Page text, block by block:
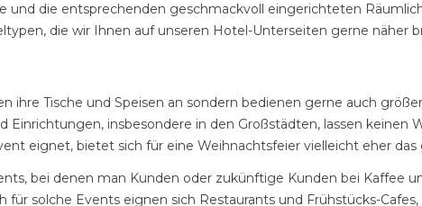
die entsprechenden geschmackvoll eingerichteten
die wir Ihnen auf unseren Hotel-Unterseiten gerne näher
ihre Tische und Speisen an sondern bedienen gerne auch
Einrichtungen, insbesondere in den Großstädten, lassen
eignet, bietet sich für eine Weihnachtsfeier vielleicht eher
bei denen man Kunden oder zukünftige Kunden bei Kaffee
für solche Events eignen sich Restaurants und Frühstücks-